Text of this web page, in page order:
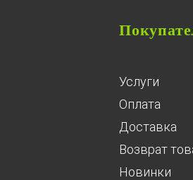
Услуги
Оплата
Доставка
Возврат
Новинки